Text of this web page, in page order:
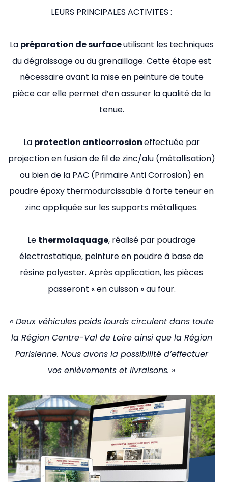
LEURS PRINCIPALES ACTIVITES :
La préparation de surfaceutilisant les techniques
du dégraissage ou du grenaillage. Cette étape est
nécessaire avant la mise en peinture de toute
pièce car elle permet d’en assurer la qualité de la
tenue.
La protection anticorrosioneffectuée par
projection en fusion de fil de zinc/alu (métallisation)
ou bien de la PAC (Primaire Anti Corrosion) en
poudre époxy thermodurcissable à forte teneur en
zinc appliquée sur les supports métalliques.
Le thermolaquage, réalisé par poudrage
électrostatique, peinture en poudre à base de
résine polyester. Après application, les pièces
passeront « en cuisson » au four.
« Deux véhicules poids lourds circulent dans toute
la Région Centre-Val de Loire ainsi que la Région
Parisienne. Nous avons la possibilité d’effectuer
vos enlèvements et livraisons. »